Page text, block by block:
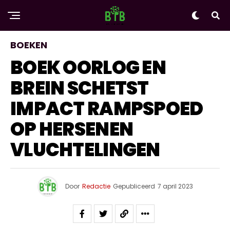
BOEKEN
BOEK OORLOG EN
BREIN SCHETST
IMPACT RAMPSPOED
OP HERSENEN
VLUCHTELINGEN
Door Redactie Gepubliceerd 7 april 2023